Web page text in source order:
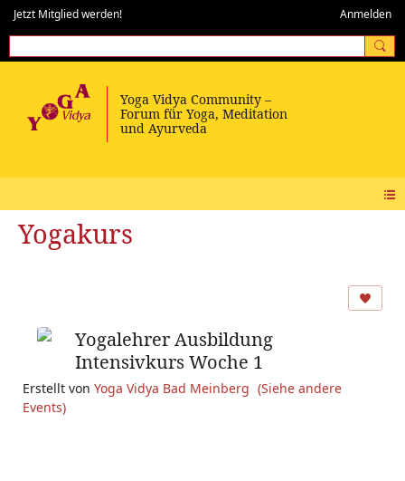
Jetzt Mitglied werden! Anmelden
Yogakurs
Yogalehrer Ausbildung
Intensivkurs Woche 1
Erstellt von Yoga Vidya Bad Meinberg (Siehe andere
Events)